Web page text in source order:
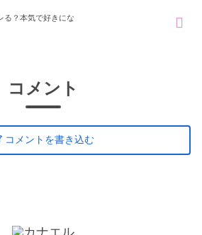
る？本気で好きにな
コメント
コメントを書き込む